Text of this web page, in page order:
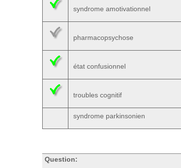
syndrome amotivationnel
pharmacopsychose
état confusionnel
troubles cognitif
syndrome parkinsonien
Question: